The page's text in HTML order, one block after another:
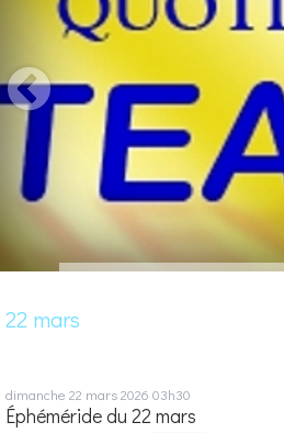
22 mars
dimanche 22 mars 2026 03h30
Éphéméride du 22 mars